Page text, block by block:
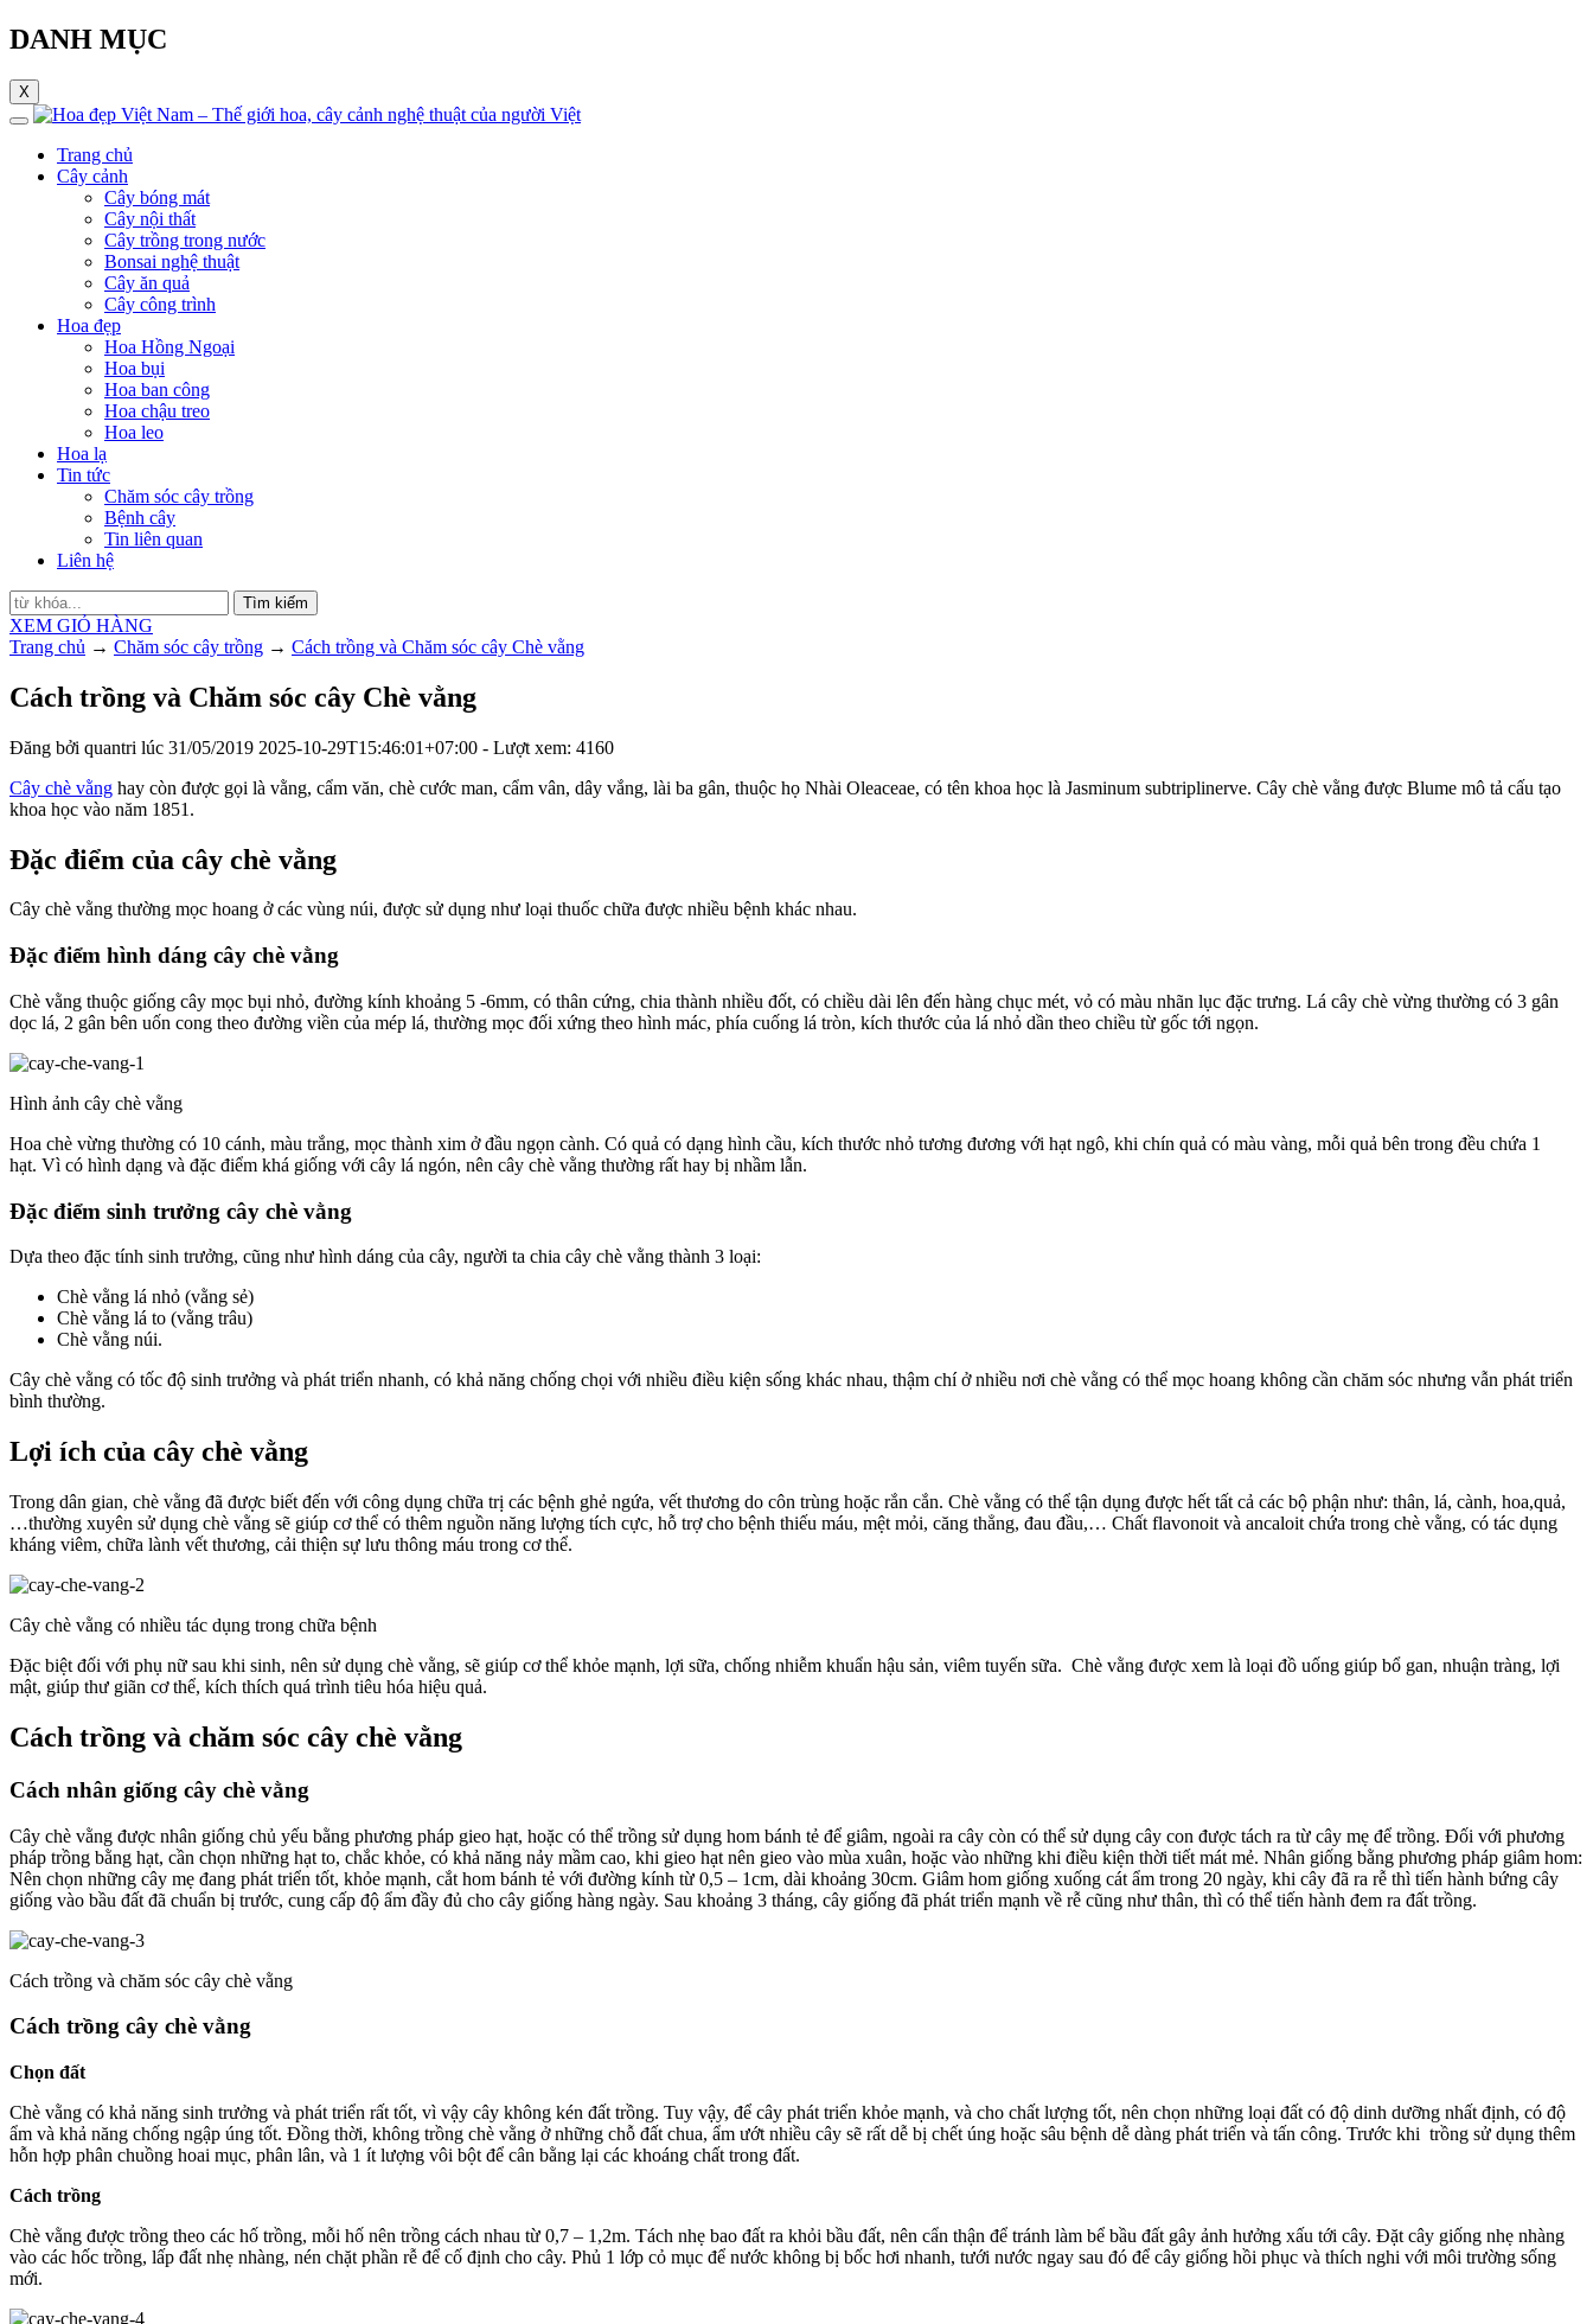
DANH MỤC
X
Trang chủ
Cây cảnh
Cây bóng mát
Cây nội thất
Cây trồng trong nước
Bonsai nghệ thuật
Cây ăn quả
Cây công trình
Hoa đẹp
Hoa Hồng Ngoại
Hoa bụi
Hoa ban công
Hoa chậu treo
Hoa leo
Hoa lạ
Tin tức
Chăm sóc cây trồng
Bệnh cây
Tin liên quan
Liên hệ
Tìm kiếm
XEM GIỎ HÀNG
Trang chủ → Chăm sóc cây trồng → Cách trồng và Chăm sóc cây Chè vằng
Cách trồng và Chăm sóc cây Chè vằng
Đăng bởi quantri lúc 31/05/2019 2025-10-29T15:46:01+07:00 - Lượt xem: 4160
Cây chè vằng hay còn được gọi là vằng, cẩm văn, chè cước man, cẩm vân, dây vắng, lài ba gân, thuộc họ Nhài Oleaceae, có tên khoa học là Jasminum subtriplinerve. Cây chè vằng được Blume mô tả cấu tạo
khoa học vào năm 1851.
Đặc điểm của cây chè vằng
Cây chè vằng thường mọc hoang ở các vùng núi, được sử dụng như loại thuốc chữa được nhiều bệnh khác nhau.
Đặc điểm hình dáng cây chè vằng
Chè vằng thuộc giống cây mọc bụi nhỏ, đường kính khoảng 5 -6mm, có thân cứng, chia thành nhiều đốt, có chiều dài lên đến hàng chục mét, vỏ có màu nhãn lục đặc trưng. Lá cây chè vừng thường có 3 gân
dọc lá, 2 gân bên uốn cong theo đường viền của mép lá, thường mọc đối xứng theo hình mác, phía cuống lá tròn, kích thước của lá nhỏ dần theo chiều từ gốc tới ngọn.
Hình ảnh cây chè vằng
Hoa chè vừng thường có 10 cánh, màu trắng, mọc thành xim ở đầu ngọn cành. Có quả có dạng hình cầu, kích thước nhỏ tương đương với hạt ngô, khi chín quả có màu vàng, mỗi quả bên trong đều chứa 1
hạt. Vì có hình dạng và đặc điểm khá giống với cây lá ngón, nên cây chè vằng thường rất hay bị nhầm lẫn.
Đặc điểm sinh trưởng cây chè vằng
Dựa theo đặc tính sinh trưởng, cũng như hình dáng của cây, người ta chia cây chè vằng thành 3 loại:
Chè vằng lá nhỏ (vằng sẻ)
Chè vằng lá to (vằng trâu)
Chè vằng núi.
Cây chè vằng có tốc độ sinh trưởng và phát triển nhanh, có khả năng chống chọi với nhiều điều kiện sống khác nhau, thậm chí ở nhiều nơi chè vằng có thể mọc hoang không cần chăm sóc nhưng vẫn phát triển
bình thường.
Lợi ích của cây chè vằng
Trong dân gian, chè vằng đã được biết đến với công dụng chữa trị các bệnh ghẻ ngứa, vết thương do côn trùng hoặc rắn cắn. Chè vằng có thể tận dụng được hết tất cả các bộ phận như: thân, lá, cành, hoa,quả,
…thường xuyên sử dụng chè vằng sẽ giúp cơ thể có thêm nguồn năng lượng tích cực, hỗ trợ cho bệnh thiếu máu, mệt mỏi, căng thẳng, đau đầu,… Chất flavonoit và ancaloit chứa trong chè vằng, có tác dụng
kháng viêm, chữa lành vết thương, cải thiện sự lưu thông máu trong cơ thể.
Cây chè vằng có nhiều tác dụng trong chữa bệnh
Đặc biệt đối với phụ nữ sau khi sinh, nên sử dụng chè vằng, sẽ giúp cơ thể khỏe mạnh, lợi sữa, chống nhiễm khuẩn hậu sản, viêm tuyến sữa. Chè vằng được xem là loại đồ uống giúp bổ gan, nhuận tràng, lợi
mật, giúp thư giãn cơ thể, kích thích quá trình tiêu hóa hiệu quả.
Cách trồng và chăm sóc cây chè vằng
Cách nhân giống cây chè vằng
Cây chè vằng được nhân giống chủ yếu bằng phương pháp gieo hạt, hoặc có thể trồng sử dụng hom bánh tẻ để giâm, ngoài ra cây còn có thể sử dụng cây con được tách ra từ cây mẹ để trồng. Đối với phương
pháp trồng bằng hạt, cần chọn những hạt to, chắc khỏe, có khả năng nảy mầm cao, khi gieo hạt nên gieo vào mùa xuân, hoặc vào những khi điều kiện thời tiết mát mẻ. Nhân giống bằng phương pháp giâm hom:
Nên chọn những cây mẹ đang phát triển tốt, khỏe mạnh, cắt hom bánh tẻ với đường kính từ 0,5 – 1cm, dài khoảng 30cm. Giâm hom giống xuống cát ẩm trong 20 ngày, khi cây đã ra rễ thì tiến hành bứng cây
giống vào bầu đất đã chuẩn bị trước, cung cấp độ ẩm đầy đủ cho cây giống hàng ngày. Sau khoảng 3 tháng, cây giống đã phát triển mạnh về rễ cũng như thân, thì có thể tiến hành đem ra đất trồng.
Cách trồng và chăm sóc cây chè vằng
Cách trồng cây chè vằng
Chọn đất
Chè vằng có khả năng sinh trưởng và phát triển rất tốt, vì vậy cây không kén đất trồng. Tuy vậy, để cây phát triển khỏe mạnh, và cho chất lượng tốt, nên chọn những loại đất có độ dinh dưỡng nhất định, có độ
ẩm và khả năng chống ngập úng tốt. Đồng thời, không trồng chè vằng ở những chỗ đất chua, ẩm ướt nhiều cây sẽ rất dễ bị chết úng hoặc sâu bệnh dễ dàng phát triển và tấn công. Trước khi trồng sử dụng thêm
hỗn hợp phân chuồng hoai mục, phân lân, và 1 ít lượng vôi bột để cân bằng lại các khoáng chất trong đất.
Cách trồng
Chè vằng được trồng theo các hố trồng, mỗi hố nên trồng cách nhau từ 0,7 – 1,2m. Tách nhẹ bao đất ra khỏi bầu đất, nên cẩn thận để tránh làm bể bầu đất gây ảnh hưởng xấu tới cây. Đặt cây giống nhẹ nhàng
vào các hốc trồng, lấp đất nhẹ nhàng, nén chặt phần rễ để cố định cho cây. Phủ 1 lớp cỏ mục để nước không bị bốc hơi nhanh, tưới nước ngay sau đó để cây giống hồi phục và thích nghi với môi trường sống
mới.